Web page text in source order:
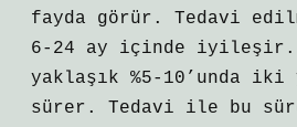
fayda görür. Tedavi
6-24 ay içinde iyileşir.
yaklaşık %5-10’unda iki
sürer. Tedavi ile bu